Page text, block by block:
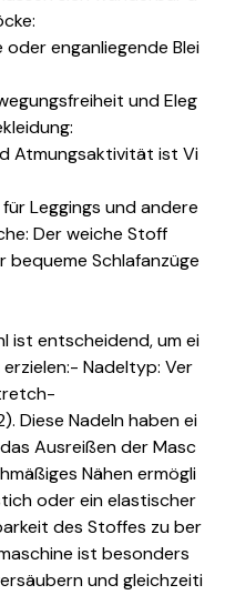
enganliegende Blei
und Eleg
Atmungsaktivität ist Vi
Leggings und andere
Der weiche Stoff
Schlafanzüge
ist entscheidend, um ei
Nadeltyp: Ver
Diese Nadeln haben ei
Ausreißen der Masc
Nähen ermögli
oder ein elastischer
des Stoffes zu ber
ist besonders
und gleichzeiti